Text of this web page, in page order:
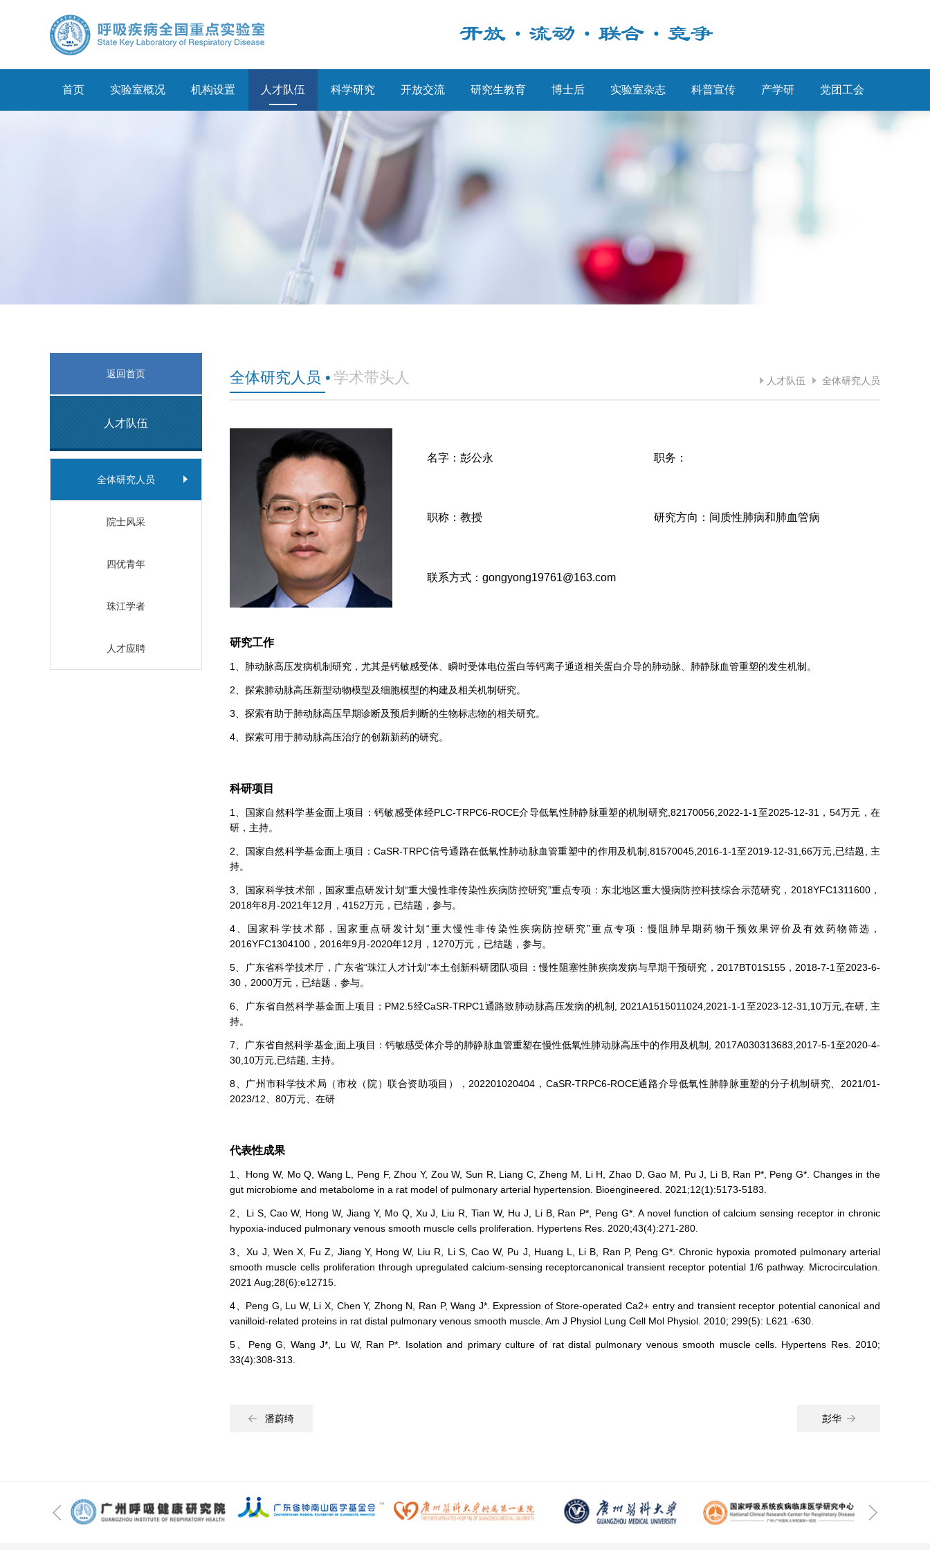
首页 实验室概况 机构设置 人才队伍 科学研究 开放交流 研究生教育 博士后 实验室杂志 科普宣传 产学研 党团工会
返回首页
人才队伍
全体研究人员
院士风采
四优青年
珠江学者
人才应聘
全体研究人员 • 学术带头人 人才队伍 全体研究人员
名字：彭公永 职务：
职称：教授 研究方向：间质性肺病和肺血管病
联系方式：gongyong19761@163.com
研究工作
1、肺动脉高压发病机制研究，尤其是钙敏感受体、瞬时受体电位蛋白等钙离子通道相关蛋白介导的肺动脉、肺静脉血管重塑的发生机制。
2、探索肺动脉高压新型动物模型及细胞模型的构建及相关机制研究。
3、探索有助于肺动脉高压早期诊断及预后判断的生物标志物的相关研究。
4、探索可用于肺动脉高压治疗的创新新药的研究。
科研项目
1、国家自然科学基金面上项目：钙敏感受体经PLC-TRPC6-ROCE介导低氧性肺静脉重塑的机制研究,82170056,2022-1-1至2025-12-31，54万元，在
研，主持。
2、国家自然科学基金面上项目：CaSR-TRPC信号通路在低氧性肺动脉血管重塑中的作用及机制,81570045,2016-1-1至2019-12-31,66万元,已结题, 主
持。
3、国家科学技术部，国家重点研发计划“重大慢性非传染性疾病防控研究”重点专项：东北地区重大慢病防控科技综合示范研究，2018YFC1311600，
2018年8月-2021年12月，4152万元，已结题，参与。
4、国家科学技术部，国家重点研发计划“重大慢性非传染性疾病防控研究”重点专项：慢阻肺早期药物干预效果评价及有效药物筛选，
2016YFC1304100，2016年9月-2020年12月，1270万元，已结题，参与。
5、广东省科学技术厅，广东省“珠江人才计划”本土创新科研团队项目：慢性阻塞性肺疾病发病与早期干预研究，2017BT01S155，2018-7-1至2023-6-
30，2000万元，已结题，参与。
6、广东省自然科学基金面上项目：PM2.5经CaSR-TRPC1通路致肺动脉高压发病的机制, 2021A1515011024,2021-1-1至2023-12-31,10万元,在研, 主
持。
7、广东省自然科学基金,面上项目：钙敏感受体介导的肺静脉血管重塑在慢性低氧性肺动脉高压中的作用及机制, 2017A030313683,2017-5-1至2020-4-
30,10万元,已结题, 主持。
8、广州市科学技术局（市校（院）联合资助项目），202201020404，CaSR-TRPC6-ROCE通路介导低氧性肺静脉重塑的分子机制研究、2021/01-
2023/12、80万元、在研
代表性成果
1、Hong W, Mo Q, Wang L, Peng F, Zhou Y, Zou W, Sun R, Liang C, Zheng M, Li H, Zhao D, Gao M, Pu J, Li B, Ran P*, Peng G*. Changes in the
gut microbiome and metabolome in a rat model of pulmonary arterial hypertension. Bioengineered. 2021;12(1):5173-5183.
2、Li S, Cao W, Hong W, Jiang Y, Mo Q, Xu J, Liu R, Tian W, Hu J, Li B, Ran P*, Peng G*. A novel function of calcium sensing receptor in chronic
hypoxia-induced pulmonary venous smooth muscle cells proliferation. Hypertens Res. 2020;43(4):271-280.
3、Xu J, Wen X, Fu Z, Jiang Y, Hong W, Liu R, Li S, Cao W, Pu J, Huang L, Li B, Ran P, Peng G*. Chronic hypoxia promoted pulmonary arterial
smooth muscle cells proliferation through upregulated calcium-sensing receptorcanonical transient receptor potential 1/6 pathway. Microcirculation.
2021 Aug;28(6):e12715.
4、Peng G, Lu W, Li X, Chen Y, Zhong N, Ran P, Wang J*. Expression of Store-operated Ca2+ entry and transient receptor potential canonical and
vanilloid-related proteins in rat distal pulmonary venous smooth muscle. Am J Physiol Lung Cell Mol Physiol. 2010; 299(5): L621 -630.
5、Peng G, Wang J*, Lu W, Ran P*. Isolation and primary culture of rat distal pulmonary venous smooth muscle cells. Hypertens Res. 2010;
33(4):308-313.
潘蔚绮 彭华